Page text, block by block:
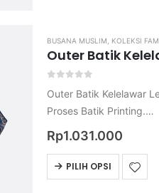
BUSANA MUSLIM KOLEKSI
Outer Batik
Outer Batik Kelelawar
Proses Batik Printing.
Bahan Katun Primisima.
Harga belum termasuk
Untuk ukuran nya
Rp1.031.000
PILIH OPSI